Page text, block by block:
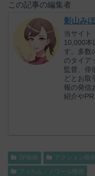
この記事の編集者
影山みほ
当サイト
10,000本
す。多数
のタイア
監督、俳
どとお取
報の発信
紹介や
SF映画 アクション映画
フィルム・ノワール映画